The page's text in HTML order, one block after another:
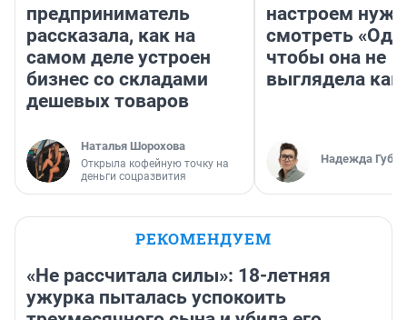
предприниматель
рассказала, как на
самом деле устроен
бизнес со складами
дешевых товаров
Наталья Шорохова
Открыла кофейную точку на
деньги соцразвития
настроем
смотреть
чтобы она не
выглядела как
Надежда
РЕКОМЕНДУЕМ
«Не рассчитала силы»: 18-летняя
ужурка пыталась успокоить